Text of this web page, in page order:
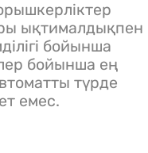
ықтималдықпен
бойынша
бойынша ең
түрде
емес.